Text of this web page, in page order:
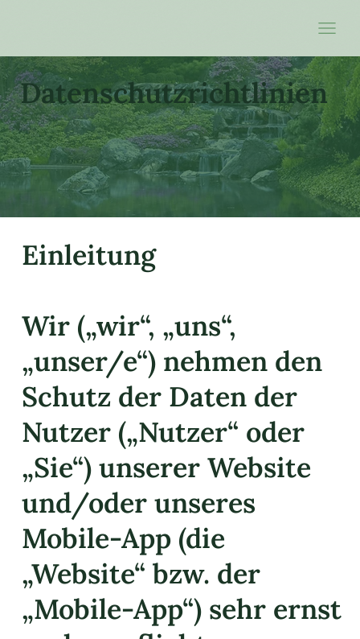
Datenschutzrichtlinien
Einleitung
Wir („wir“, „uns“,
„unser/e“) nehmen den
Schutz der Daten der
Nutzer („Nutzer“ oder
„Sie“) unserer Website
und/oder unseres
Mobile-App (die
„Website“ bzw. der
„Mobile-App“) sehr ernst